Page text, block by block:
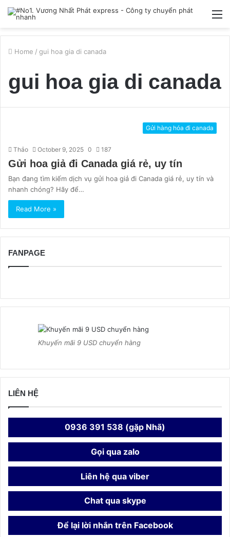
Home / gui hoa gia di canada
gui hoa gia di canada
Gửi hàng hóa đi canada
Thảo October 9, 2025 0 187
Gửi hoa giả đi Canada giá rẻ, uy tín
Bạn đang tìm kiếm dịch vụ gửi hoa giả đi Canada giá rẻ, uy tín và
nhanh chóng? Hãy để…
Read More »
FANPAGE
Khuyến mãi 9 USD chuyển hàng
LIÊN HỆ
0936 391 538 (gặp Nhã)
Gọi qua zalo
Liên hệ qua viber
Chat qua skype
Để lại lời nhắn trên Facebook